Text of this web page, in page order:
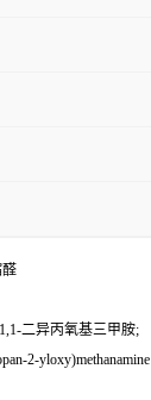
二异丙氧基三甲胺;
2-yloxy)methanamine